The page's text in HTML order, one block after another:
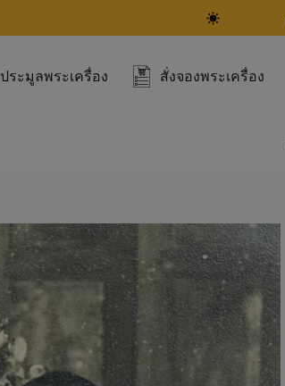
ประมูลพระเครื่อง สั่งจองพระเครื่อง